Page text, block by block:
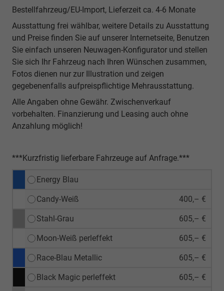
Bestellfahrzeug/EU-Import, Lieferzeit ca. 4-6 Monate
Ausstattung frei wählbar, weitere Details zu Ausstattung
und Preise finden Sie auf unserer Internetseite, Benutzen
Sie einfach unseren Neuwagen-Konfigurator und stellen
Sie sich Ihr Fahrzeug nach Ihren Wünschen zusammen,
Fotos dienen nur zur Illustration und zeigen
gegebenenfalls aufpreispflichtige Mehrausstattung.
Alle Angaben ohne Gewähr. Zwischenverkauf
vorbehalten. Finanzierung und Leasing auch ohne
Anzahlung möglich!
***Kurzfristig lieferbare Fahrzeuge auf Anfrage.***
Energy Blau
Candy-Weiß 400,– €
Stahl-Grau 605,– €
Moon-Weiß perleffekt 605,– €
Race-Blau Metallic 605,– €
Black Magic perleffekt 605,– €